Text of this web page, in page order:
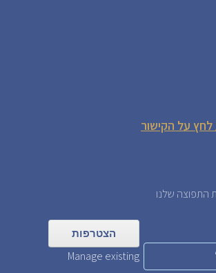
לחץ על הקישור
התפוצה שלנו
Manage existing